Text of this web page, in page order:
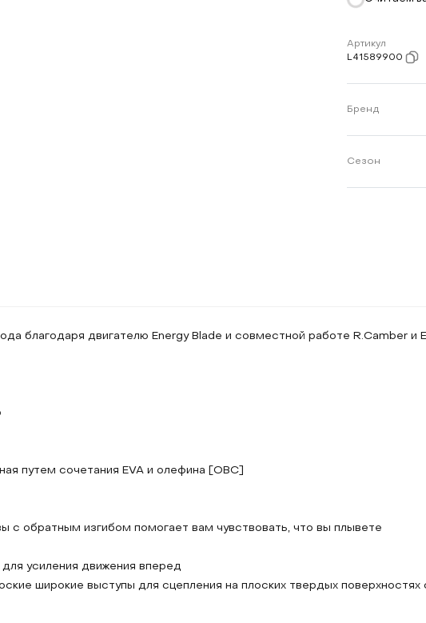
Артикул
L41589900
Бренд
Сезон
благодаря двигателю Energy Blade и совместной работе R.Camber и
путем сочетания EVA и олефина [OBC]
с обратным изгибом помогает вам чувствовать, что вы плывете
усиления движения вперед
широкие выступы для сцепления на плоских твердых